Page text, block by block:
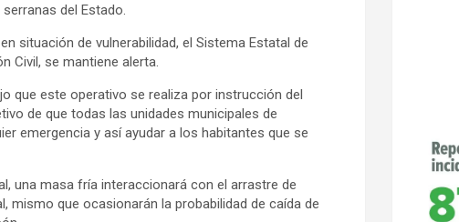
del Estado.
situación de vulnerabilidad, el Sistema Estatal de
Civil, se mantiene alerta.
que este operativo se realiza por instrucción del
de que todas las unidades municipales de
emergencia y así ayudar a los habitantes que se
una masa fría interaccionará con el arrastre de
mismo que ocasionarán la probabilidad de caída de